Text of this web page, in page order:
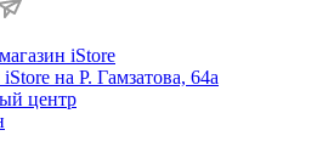
iStore
на Р. Гамзатова, 64а
центр